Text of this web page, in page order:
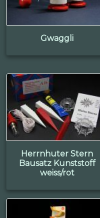
Gwaggli
Herrnhuter Stern
Bausatz Kunststoff
weiss/rot